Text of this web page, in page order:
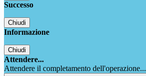
Successo
Chiudi
Informazione
Chiudi
Attendere...
Attendere il completamento dell'operazione...